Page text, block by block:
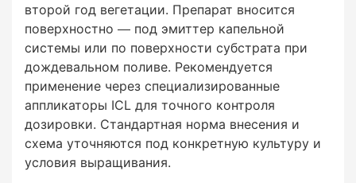
Что важно учесть перед
заказом?
второй год вегетации. Препарат вносится
поверхностно — под эмиттер капельной
системы или по поверхности субстрата при
дождевальном поливе. Рекомендуется
применение через специализированные
аппликаторы ICL для точного контроля
дозировки. Стандартная норма внесения и
схема уточняются под конкретную культуру и
условия выращивания.